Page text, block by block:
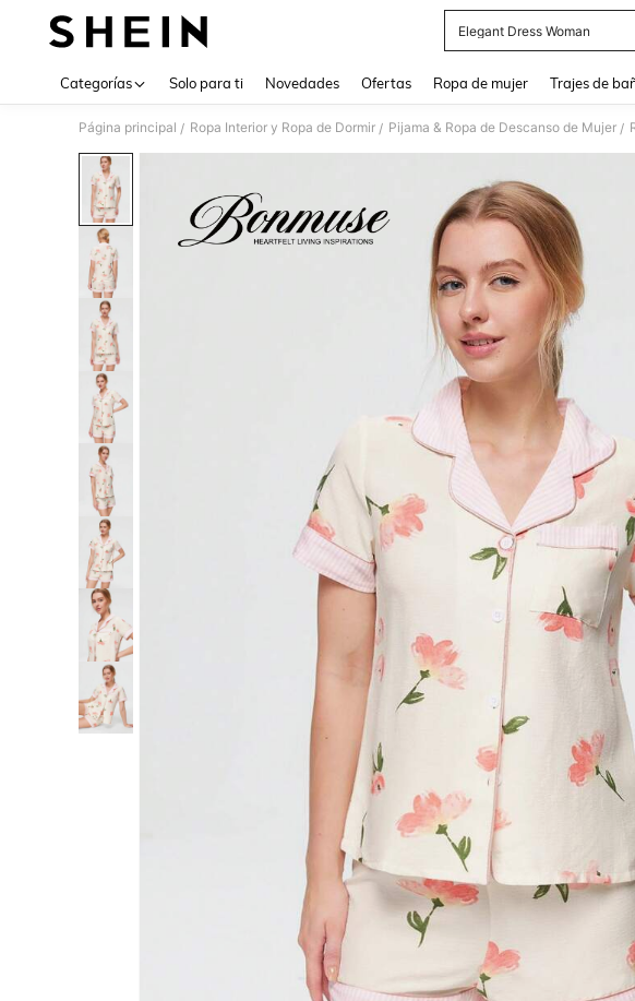
Elegant Dress Woman
Categorías Solo para ti Novedades Ofertas Ropa de mujer Trajes de
Página principal / Ropa Interior y Ropa de Dormir / Pijama & Ropa de Descanso de Mujer /